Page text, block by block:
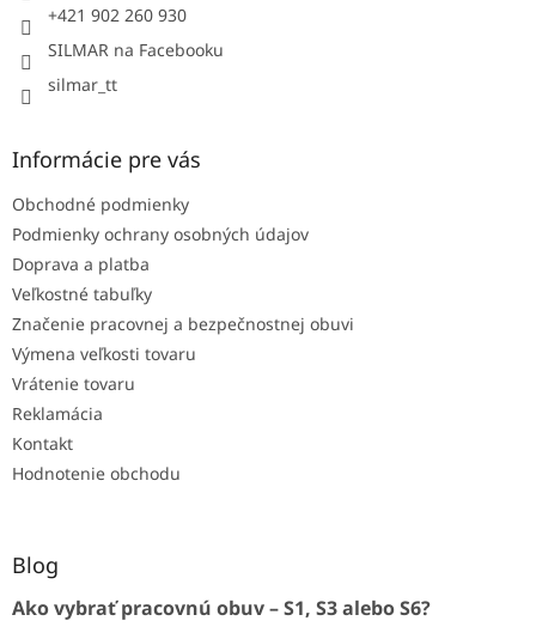
+421 902 260 930
SILMAR na Facebooku
silmar_tt
Informácie pre vás
Obchodné podmienky
Podmienky ochrany osobných údajov
Doprava a platba
Veľkostné tabuľky
Značenie pracovnej a bezpečnostnej obuvi
Výmena veľkosti tovaru
Vrátenie tovaru
Reklamácia
Kontakt
Hodnotenie obchodu
Blog
Ako vybrať pracovnú obuv – S1, S3 alebo S6?